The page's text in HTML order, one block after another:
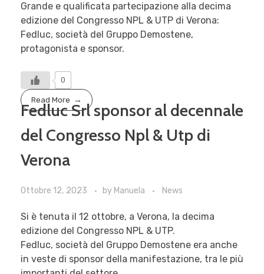
Grande e qualificata partecipazione alla decima
edizione del Congresso NPL & UTP di Verona:
Fedluc, società del Gruppo Demostene,
protagonista e sponsor.
0
Read More
Fedluc Srl sponsor al decennale
del Congresso Npl & Utp di
Verona
Ottobre 12, 2023 by Manuela News
Si è tenuta il 12 ottobre, a Verona, la decima
edizione del Congresso NPL & UTP.
Fedluc, società del Gruppo Demostene era anche
in veste di sponsor della manifestazione, tra le più